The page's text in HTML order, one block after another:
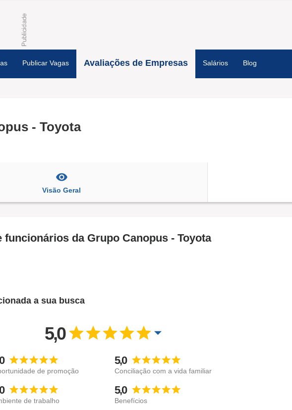
Publicar Vagas Avaliações de Empresas Salários Blog
- Toyota
Visão Geral
funcionários da Grupo Canopus - Toyota
a sua busca
5,0
de promoção
5,0
Conciliação com a vida familiar
de trabalho
5,0
Benefícios